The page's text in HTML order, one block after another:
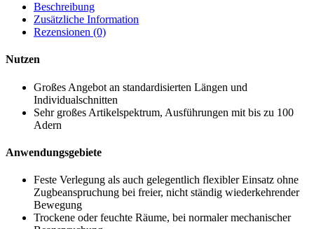
Beschreibung
Zusätzliche Information
Rezensionen (0)
Nutzen
Großes Angebot an standardisierten Längen und
Individualschnitten
Sehr großes Artikelspektrum, Ausführungen mit bis zu 100
Adern
Anwendungsgebiete
Feste Verlegung als auch gelegentlich flexibler Einsatz ohne
Zugbeanspruchung bei freier, nicht ständig wiederkehrender
Bewegung
Trockene oder feuchte Räume, bei normaler mechanischer